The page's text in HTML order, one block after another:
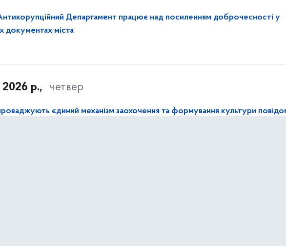
Департамент працює над посиленням доброчесності у
документах міста
2026 р., четвер
єдиний механізм заохочення та формування культури